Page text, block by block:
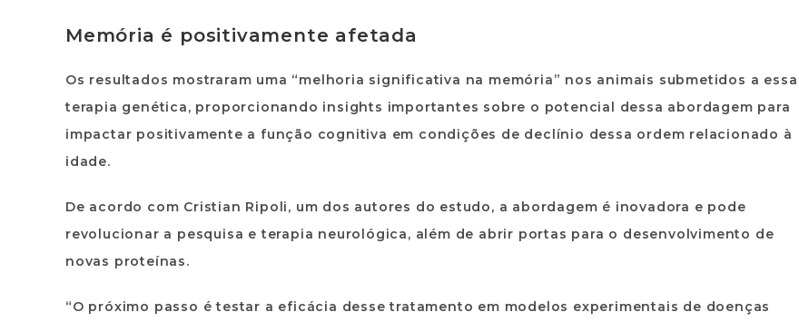
Memória é positivamente afetada
Os resultados mostraram uma “melhoria significativa na memória” nos animais submetidos a essa
terapia genética, proporcionando insights importantes sobre o potencial dessa abordagem para
impactar positivamente a função cognitiva em condições de declínio dessa ordem relacionado à
idade.
De acordo com Cristian Ripoli, um dos autores do estudo, a abordagem é inovadora e pode
revolucionar a pesquisa e terapia neurológica, além de abrir portas para o desenvolvimento de
novas proteínas.
“O próximo passo é testar a eficácia desse tratamento em modelos experimentais de doenças